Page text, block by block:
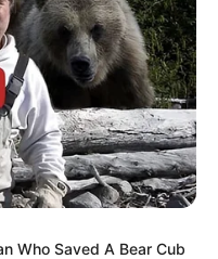
Who Saved A Bear Cub